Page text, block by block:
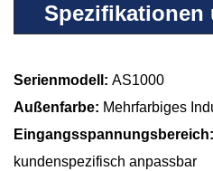
Spezifikationen
Serienmodell: AS1000
Außenfarbe: Mehrfarbiges
Eingangsspannungsbereich:
kundenspezifisch anpassbar